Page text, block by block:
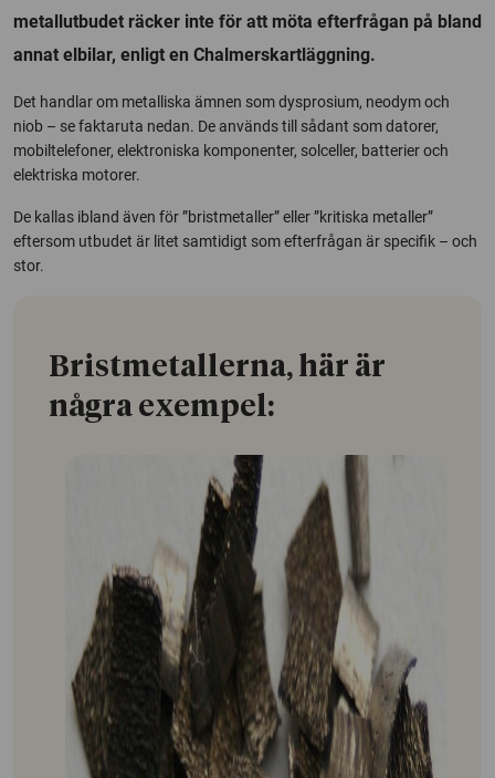
metallutbudet räcker inte för att möta efterfrågan på bland
annat elbilar, enligt en Chalmerskartläggning.
Det handlar om metalliska ämnen som dysprosium, neodym och
niob – se faktaruta nedan. De används till sådant som datorer,
mobiltelefoner, elektroniska komponenter, solceller, batterier och
elektriska motorer.
De kallas ibland även för ”bristmetaller” eller ”kritiska metaller”
eftersom utbudet är litet samtidigt som efterfrågan är specifik – och
stor.
Bristmetallerna, här är
några exempel: